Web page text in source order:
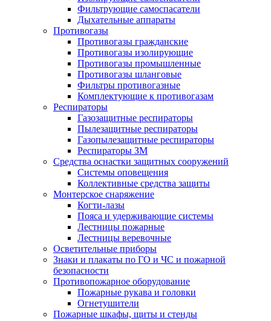
Фильтрующие самоспасатели
Дыхательные аппараты
Противогазы
Противогазы гражданские
Противогазы изолирующие
Противогазы промышленные
Противогазы шланговые
Фильтры противогазные
Комплектующие к противогазам
Респираторы
Газозащитные респираторы
Пылезащитные респираторы
Газопылезащитные респираторы
Респираторы ЗМ
Средства оснастки защитных сооружений
Системы оповещения
Коллективные средства защиты
Монтерское снаряжение
Когти-лазы
Пояса и удерживающие системы
Лестницы пожарные
Лестницы веревочные
Осветительные приборы
Знаки и плакаты по ГО и ЧС и пожарной
безопасности
Противопожарное оборудование
Пожарные рукава и головки
Огнетушители
Пожарные шкафы, щиты и стенды